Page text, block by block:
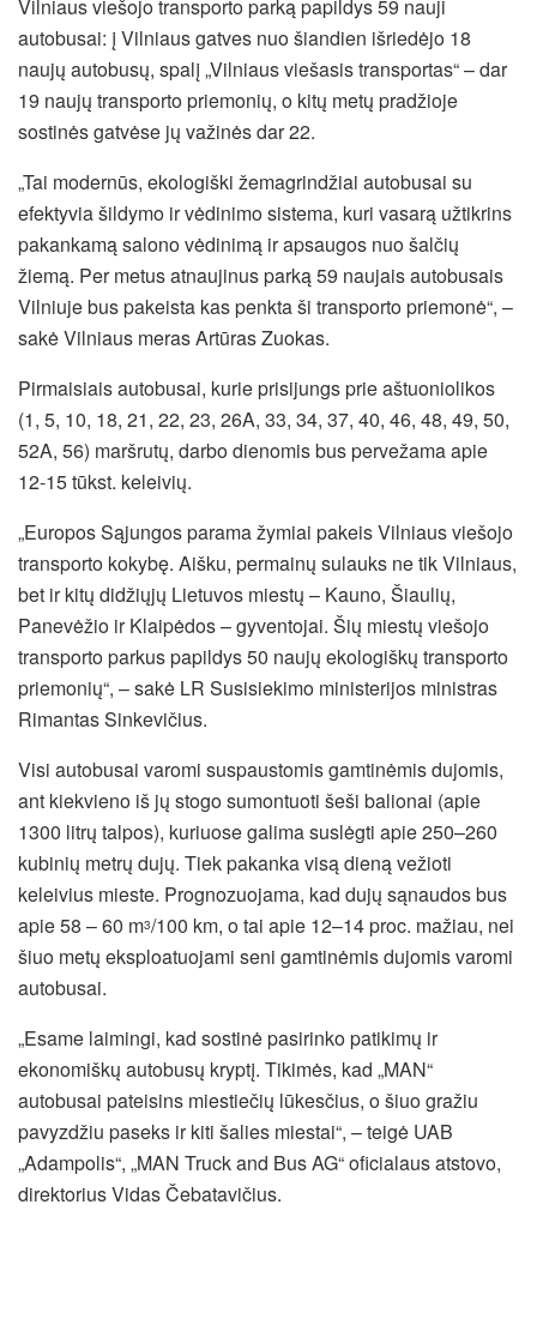
Vilniaus viešojo transporto parką papildys 59 nauji
autobusai: į Vilniaus gatves nuo šiandien išriedėjo 18
naujų autobusų, spalį „Vilniaus viešasis transportas“ – dar
19 naujų transporto priemonių, o kitų metų pradžioje
sostinės gatvėse jų važinės dar 22.
„Tai modernūs, ekologiški žemagrindžiai autobusai su
efektyvia šildymo ir vėdinimo sistema, kuri vasarą užtikrins
pakankamą salono vėdinimą ir apsaugos nuo šalčių
žiemą. Per metus atnaujinus parką 59 naujais autobusais
Vilniuje bus pakeista kas penkta ši transporto priemonė“, –
sakė Vilniaus meras Artūras Zuokas.
Pirmaisiais autobusai, kurie prisijungs prie aštuoniolikos
(1, 5, 10, 18, 21, 22, 23, 26A, 33, 34, 37, 40, 46, 48, 49, 50,
52A, 56) maršrutų, darbo dienomis bus pervežama apie
12-15 tūkst. keleivių.
„Europos Sąjungos parama žymiai pakeis Vilniaus viešojo
transporto kokybę. Aišku, permainų sulauks ne tik Vilniaus,
bet ir kitų didžiųjų Lietuvos miestų – Kauno, Šiaulių,
Panevėžio ir Klaipėdos – gyventojai. Šių miestų viešojo
transporto parkus papildys 50 naujų ekologiškų transporto
priemonių“, – sakė LR Susisiekimo ministerijos ministras
Rimantas Sinkevičius.
Visi autobusai varomi suspaustomis gamtinėmis dujomis,
ant kiekvieno iš jų stogo sumontuoti šeši balionai (apie
1300 litrų talpos), kuriuose galima suslėgti apie 250–260
kubinių metrų dujų. Tiek pakanka visą dieną vežioti
keleivius mieste. Prognozuojama, kad dujų sąnaudos bus
apie 58 – 60 m3/100 km, o tai apie 12–14 proc. mažiau, nei
šiuo metų eksploatuojami seni gamtinėmis dujomis varomi
autobusai.
„Esame laimingi, kad sostinė pasirinko patikimų ir
ekonomiškų autobusų kryptį. Tikimės, kad „MAN“
autobusai pateisins miestiečių lūkesčius, o šiuo gražiu
pavyzdžiu paseks ir kiti šalies miestai“, – teigė UAB
„Adampolis“, „MAN Truck and Bus AG“ oficialaus atstovo,
direktorius Vidas Čebatavičius.